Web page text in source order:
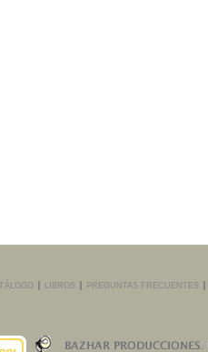
LIBROS PREGUNTAS FRECUENTES